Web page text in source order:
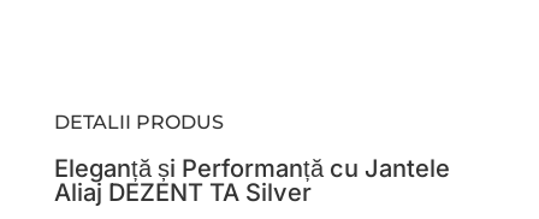
DETALII PRODUS
Eleganță și Performanță cu Jantele
Aliaj DEZENT TA Silver